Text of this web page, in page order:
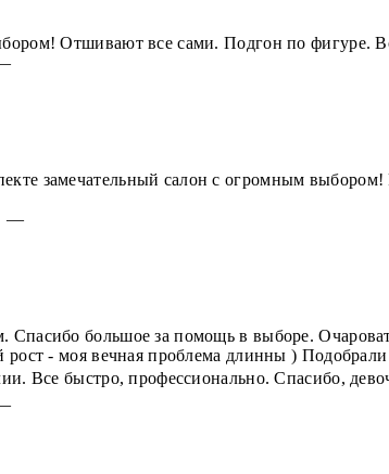
Отшивают все сами. Подгон по фигуре.
замечательный салон с огромным
—
большое за помощь в выборе.
рост - моя вечная проблема длинны )
Все быстро, профессионально. Спасибо,